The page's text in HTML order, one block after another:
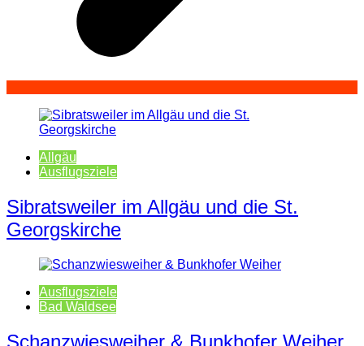
Allgäu
Ausflugsziele
Sibratsweiler im Allgäu und die St.
Georgskirche
Ausflugsziele
Bad Waldsee